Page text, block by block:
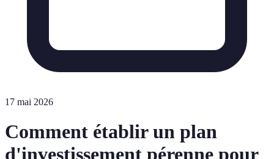
17 mai 2026
Comment établir un plan
d'investissement pérenne pour